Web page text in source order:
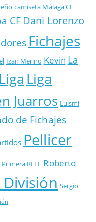
camiseta Málaga CF
CF Dani Lorenzo
Fichajes
Izan Merino Kevin La
Liga Liga
Juarros Luismi
de Fichajes
Pellicer
Primera RFEF Roberto
Sergio